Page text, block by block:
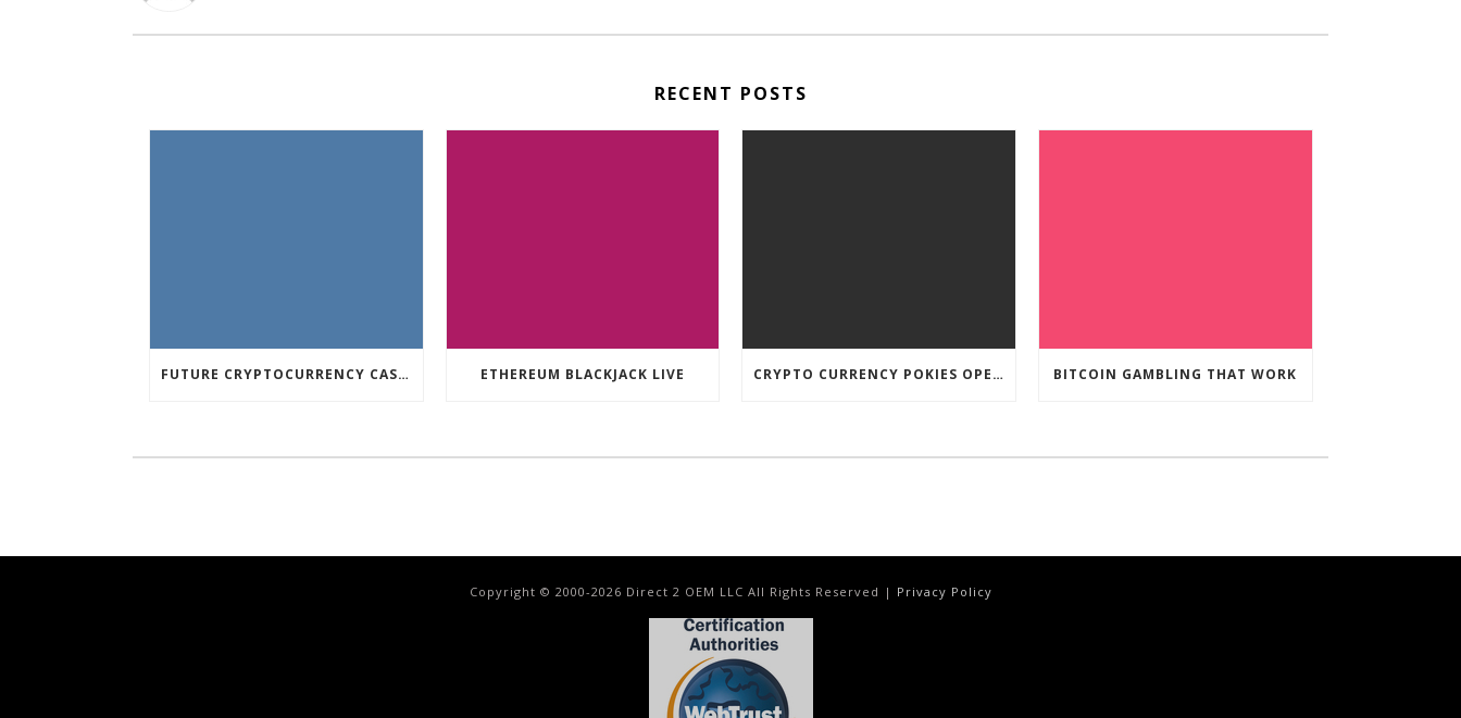
RECENT POSTS
FUTURE CRYPTOCURRENCY CASINO GAMES ETHEREUM BLACKJACK LIVE CRYPTO CURRENCY POKIES OPEN BITCOIN GAMBLING THAT WORK
Copyright © 2000-2026 Direct 2 OEM LLC All Rights Reserved | Privacy Policy